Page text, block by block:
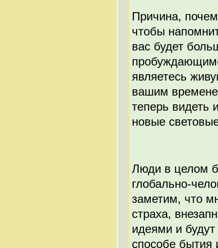
Причина,
чтобы
вас будет
являетесь
вашим
теперь видеть
новые
Люди в целом
глобально-
заметим, что
страха,
идеями и
способе бытия